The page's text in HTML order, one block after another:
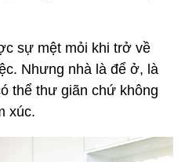
sự mệt mỏi khi trở về
Nhưng nhà là để ở, là
thể thư giãn chứ không
xúc.